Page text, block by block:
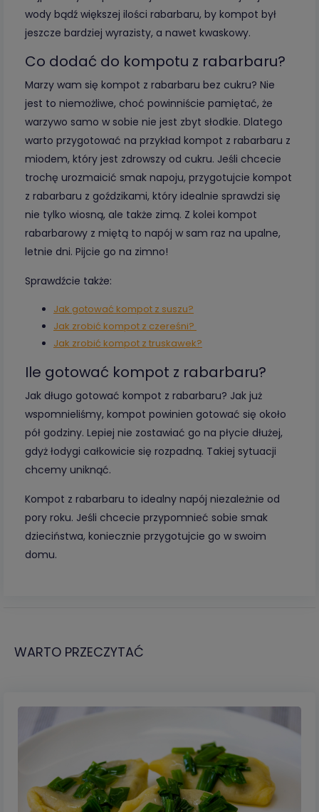
wody bądź większej ilości rabarbaru, by kompot był
jeszcze bardziej wyrazisty, a nawet kwaskowy.
Co dodać do kompotu z rabarbaru?
Marzy wam się kompot z rabarbaru bez cukru? Nie
jest to niemożliwe, choć powinniście pamiętać, że
warzywo samo w sobie nie jest zbyt słodkie. Dlatego
warto przygotować na przykład kompot z rabarbaru z
miodem, który jest zdrowszy od cukru. Jeśli chcecie
trochę urozmaicić smak napoju, przygotujcie kompot
z rabarbaru z goździkami, który idealnie sprawdzi się
nie tylko wiosną, ale także zimą. Z kolei kompot
rabarbarowy z miętą to napój w sam raz na upalne,
letnie dni. Pijcie go na zimno!
Sprawdźcie także:
Jak gotować kompot z suszu?
Jak zrobić kompot z czereśni?
Jak zrobić kompot z truskawek?
Ile gotować kompot z rabarbaru?
Jak długo gotować kompot z rabarbaru? Jak już
wspomnieliśmy, kompot powinien gotować się około
pół godziny. Lepiej nie zostawiać go na płycie dłużej,
gdyż łodygi całkowicie się rozpadną. Takiej sytuacji
chcemy uniknąć.
Kompot z rabarbaru to idealny napój niezależnie od
pory roku. Jeśli chcecie przypomnieć sobie smak
dzieciństwa, koniecznie przygotujcie go w swoim
domu.
WARTO PRZECZYTAĆ